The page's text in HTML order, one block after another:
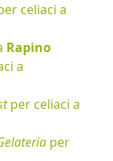
celiaci a
Rapino
a
per celiaci a
per